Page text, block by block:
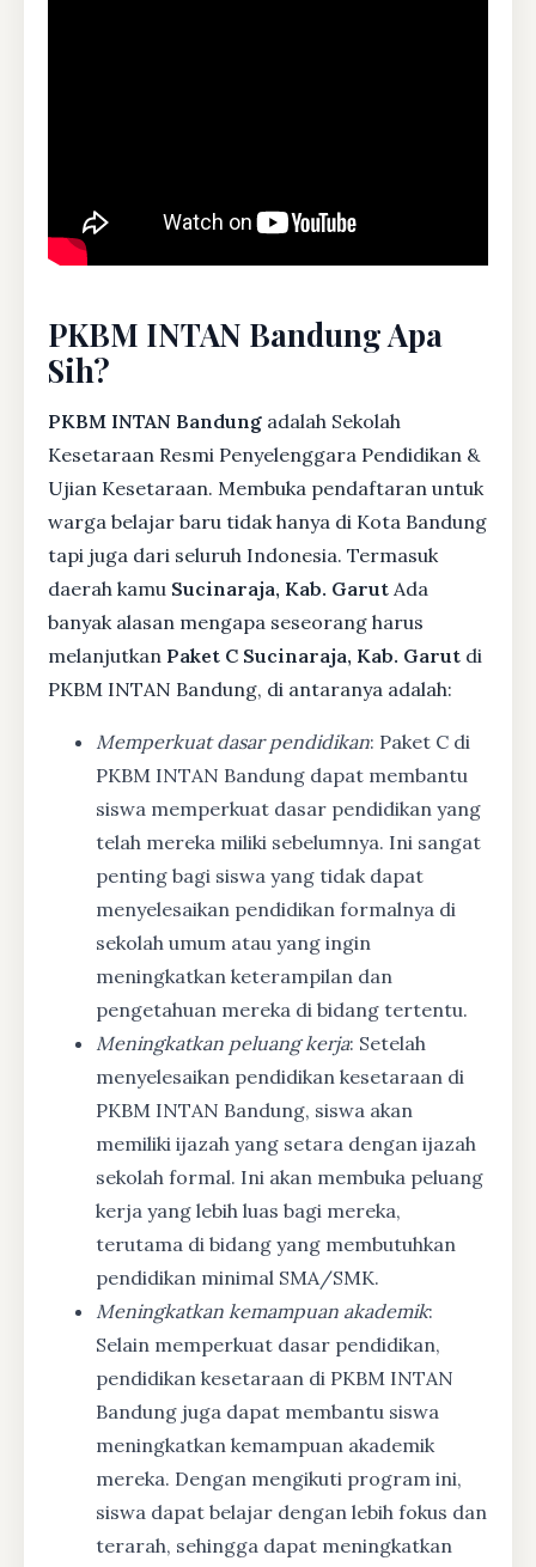
PKBM INTAN Bandung Apa
Sih?
PKBM INTAN Bandung adalah Sekolah
Kesetaraan Resmi Penyelenggara Pendidikan &
Ujian Kesetaraan. Membuka pendaftaran untuk
warga belajar baru tidak hanya di Kota Bandung
tapi juga dari seluruh Indonesia. Termasuk
daerah kamu Sucinaraja, Kab. Garut Ada
banyak alasan mengapa seseorang harus
melanjutkan Paket C Sucinaraja, Kab. Garut di
PKBM INTAN Bandung, di antaranya adalah:
Memperkuat dasar pendidikan: Paket C di
PKBM INTAN Bandung dapat membantu
siswa memperkuat dasar pendidikan yang
telah mereka miliki sebelumnya. Ini sangat
penting bagi siswa yang tidak dapat
menyelesaikan pendidikan formalnya di
sekolah umum atau yang ingin
meningkatkan keterampilan dan
pengetahuan mereka di bidang tertentu.
Meningkatkan peluang kerja: Setelah
menyelesaikan pendidikan kesetaraan di
PKBM INTAN Bandung, siswa akan
memiliki ijazah yang setara dengan ijazah
sekolah formal. Ini akan membuka peluang
kerja yang lebih luas bagi mereka,
terutama di bidang yang membutuhkan
pendidikan minimal SMA/SMK.
Meningkatkan kemampuan akademik:
Selain memperkuat dasar pendidikan,
pendidikan kesetaraan di PKBM INTAN
Bandung juga dapat membantu siswa
meningkatkan kemampuan akademik
mereka. Dengan mengikuti program ini,
siswa dapat belajar dengan lebih fokus dan
terarah, sehingga dapat meningkatkan